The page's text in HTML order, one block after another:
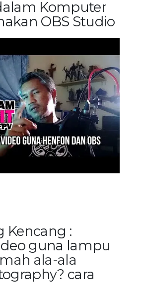
Komputer
OBS Studio
Kencang :
guna lampu
ala-ala
cara